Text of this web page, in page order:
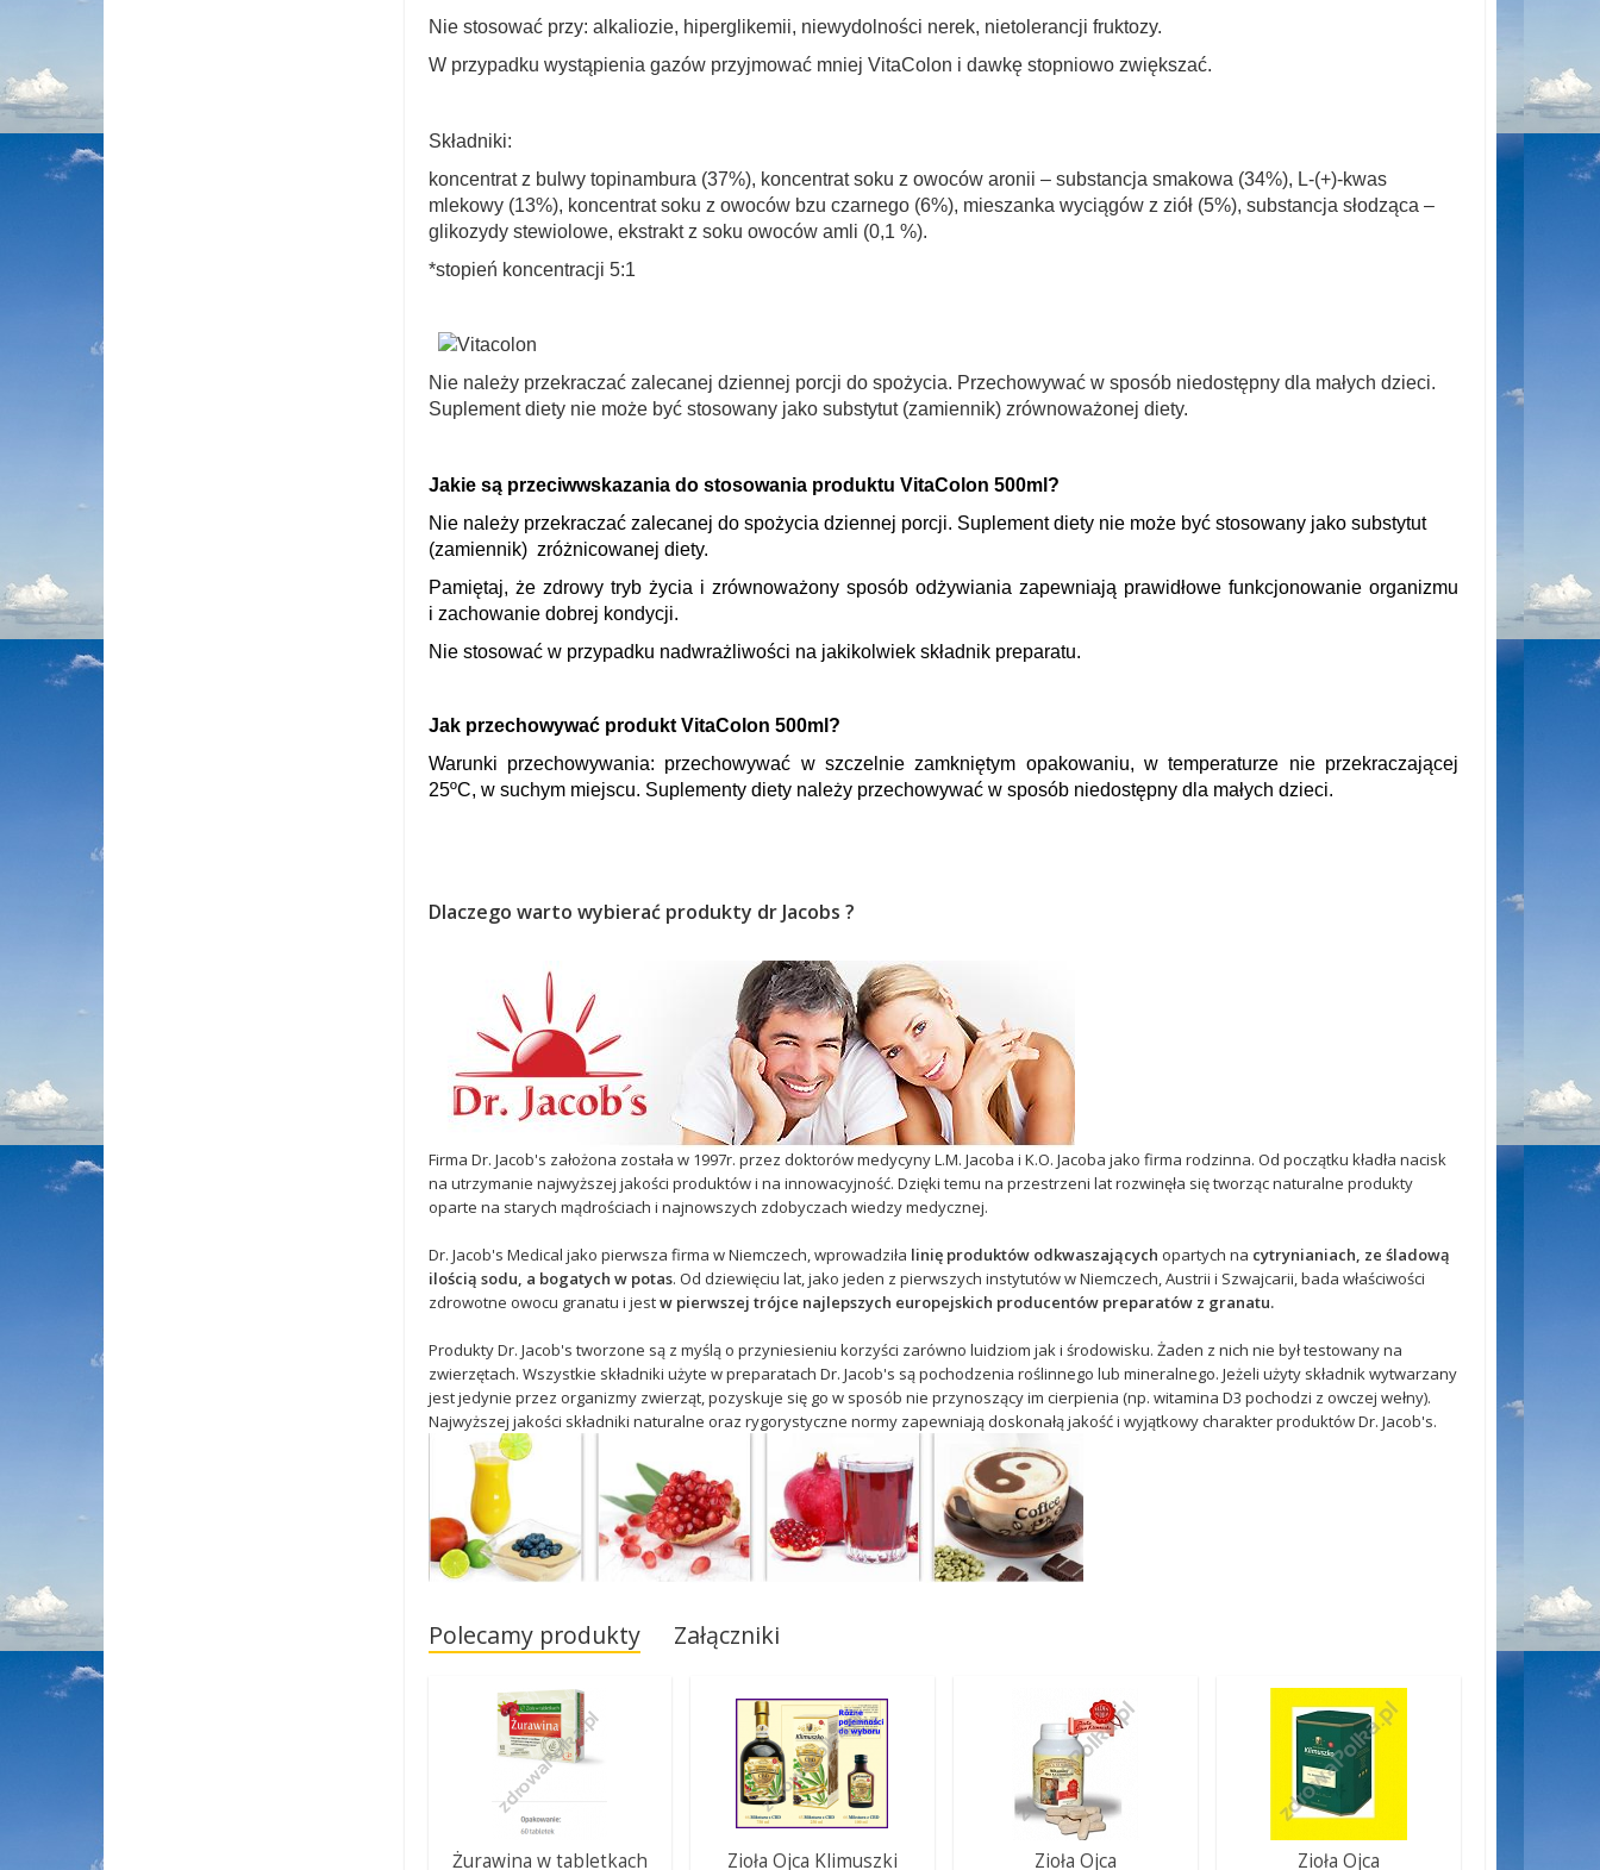
Nie stosować przy: alkaliozie, hiperglikemii, niewydolności nerek, nietolerancji fruktozy.
W przypadku wystąpienia gazów przyjmować mniej VitaColon i dawkę stopniowo zwiększać.
Składniki:
koncentrat z bulwy topinambura (37%), koncentrat soku z owoców aronii – substancja smakowa (34%), L-(+)-kwas
mlekowy (13%), koncentrat soku z owoców bzu czarnego (6%), mieszanka wyciągów z ziół (5%), substancja słodząca –
glikozydy stewiolowe, ekstrakt z soku owoców amli (0,1 %).
*stopień koncentracji 5:1
Nie należy przekraczać zalecanej dziennej porcji do spożycia. Przechowywać w sposób niedostępny dla małych dzieci.
Suplement diety nie może być stosowany jako substytut (zamiennik) zrównoważonej diety.
Jakie są przeciwwskazania do stosowania produktu VitaColon 500ml?
Nie należy przekraczać zalecanej do spożycia dziennej porcji. Suplement diety nie może być stosowany jako substytut
(zamiennik) zróżnicowanej diety.
Pamiętaj, że zdrowy tryb życia i zrównoważony sposób odżywiania zapewniają prawidłowe funkcjonowanie organizmu
i zachowanie dobrej kondycji.
Nie stosować w przypadku nadwrażliwości na jakikolwiek składnik preparatu.
Jak przechowywać produkt VitaColon 500ml?
Warunki przechowywania: przechowywać w szczelnie zamkniętym opakowaniu, w temperaturze nie przekraczającej
25ºC, w suchym miejscu. Suplementy diety należy przechowywać w sposób niedostępny dla małych dzieci.
Dlaczego warto wybierać produkty dr Jacobs ?
Firma Dr. Jacob's założona została w 1997r. przez doktorów medycyny L.M. Jacoba i K.O. Jacoba jako firma rodzinna. Od początku kładła nacisk
na utrzymanie najwyższej jakości produktów i na innowacyjność. Dzięki temu na przestrzeni lat rozwinęła się tworząc naturalne produkty
oparte na starych mądrościach i najnowszych zdobyczach wiedzy medycznej.
Dr. Jacob's Medical jako pierwsza firma w Niemczech, wprowadziła linię produktów odkwaszających opartych na cytrynianiach, ze śladową
ilością sodu, a bogatych w potas. Od dziewięciu lat, jako jeden z pierwszych instytutów w Niemczech, Austrii i Szwajcarii, bada właściwości
zdrowotne owocu granatu i jestw pierwszej trójce najlepszych europejskich producentów preparatów z granatu.
Produkty Dr. Jacob's tworzone są z myślą o przyniesieniu korzyści zarówno luidziom jak i środowisku. Żaden z nich nie był testowany na
zwierzętach. Wszystkie składniki użyte w preparatach Dr. Jacob's są pochodzenia roślinnego lub mineralnego. Jeżeli użyty składnik wytwarzany
jest jedynie przez organizmy zwierząt, pozyskuje się go w sposób nie przynoszący im cierpienia (np. witamina D3 pochodzi z owczej wełny).
Najwyższej jakości składniki naturalne oraz rygorystyczne normy zapewniają doskonałą jakość i wyjątkowy charakter produktów Dr. Jacob's.
Polecamy produkty Załączniki
Żurawina w tabletkach
Zioła Ojca Klimuszki
Zioła Ojca
Zioła Ojca